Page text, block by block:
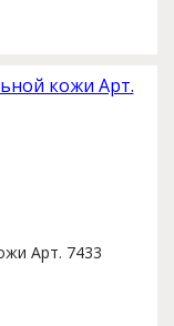
Арт. 7433